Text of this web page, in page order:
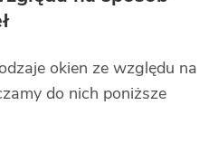
okien ze względu na
do nich poniższe